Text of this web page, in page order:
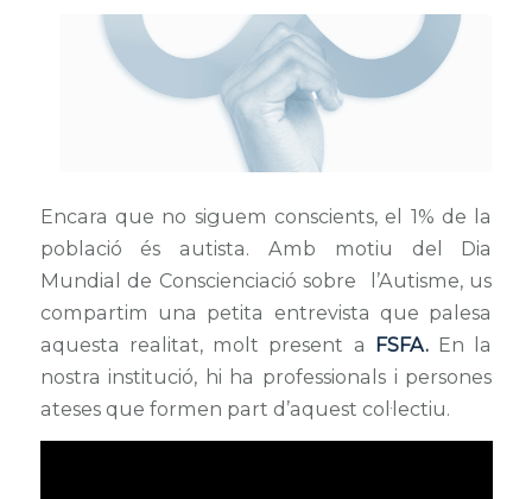
Encara que no siguem conscients, el 1% de la
població és autista. Amb motiu del Dia
Mundial de Conscienciació sobre l’Autisme, us
compartim una petita entrevista que palesa
aquesta realitat, molt present a FSFA.En la
nostra institució, hi ha professionals i persones
ateses que formen part d’aquest col·lectiu.